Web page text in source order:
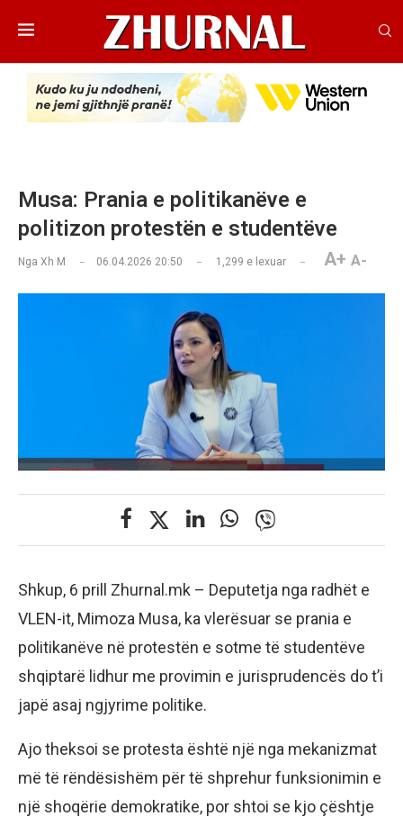
Musa: Prania e politikanëve e
politizon protestën e studentëve
Nga Xh M 06.04.2026 20:50 1,299 e lexuar A+ A-
Shkup, 6 prill Zhurnal.mk – Deputetja nga radhët e
VLEN-it, Mimoza Musa, ka vlerësuar se prania e
politikanëve në protestën e sotme të studentëve
shqiptarë lidhur me provimin e jurisprudencës do t’i
japë asaj ngjyrime politike.
Ajo theksoi se protesta është një nga mekanizmat
më të rëndësishëm për të shprehur funksionimin e
një shoqërie demokratike, por shtoi se kjo çështje